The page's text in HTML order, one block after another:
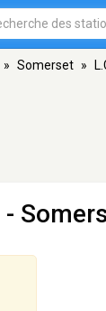
» Somerset »
-